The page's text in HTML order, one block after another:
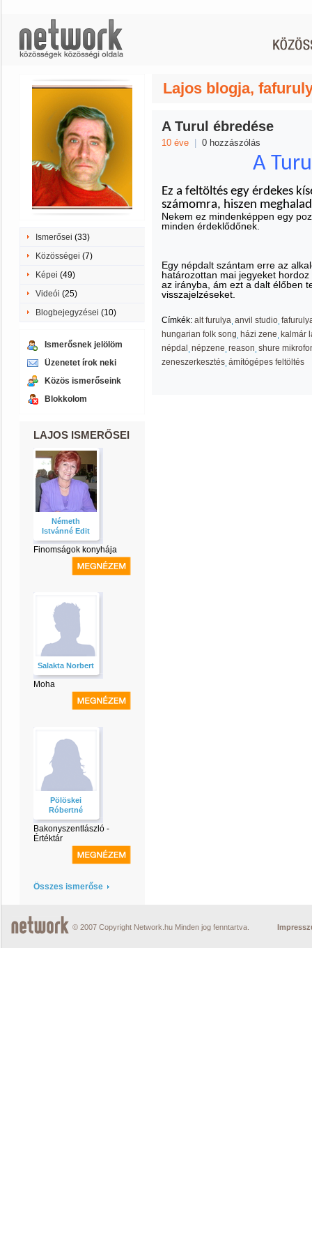
Ismerősei (33)
Közösségei (7)
Képei (49)
Videói (25)
Blogbejegyzései (10)
Ismerősnek jelölöm
Üzenetet írok neki
Közös ismerőseink
Blokkolom
LAJOS ISMERŐSEI
Németh
Istvánné Edit
Finomságok konyhája
Salakta Norbert
Moha
Pölöskei
Róbertné
Bakonyszentlászló -
Értéktár
Összes ismerőse
Lajos blogja,
A Turul ébredése
10 éve 0 hozzászólás
A
Ez a feltöltés egy érdekes
számomra, hiszen
Nekem ez mindenképpen egy
minden érdeklődőnek.
Egy népdalt szántam erre az
határozottan mai jegyeket
az irányba, ám ezt a dalt élőben
visszajelzéseket.
Címkék: alt furulya anvil studio
hungarian folk song házi zene kalmár
népdal népzene reason shure
zeneszerkesztés ámítógépes feltöltés
© 2007 Copyright Network.hu Minden jog fenntartva.